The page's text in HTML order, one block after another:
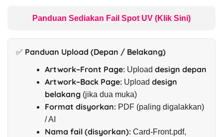
Panduan Sediakan Fail Spot UV (Klik Sini)
✅ Panduan Upload (Depan / Belakang)
Artwork–Front Page: Upload design depan
Artwork–Back Page: Upload design
belakang (jika dua muka)
Format disyorkan: PDF (paling digalakkan)
/ AI
Nama fail (disyorkan): Card-Front.pdf,